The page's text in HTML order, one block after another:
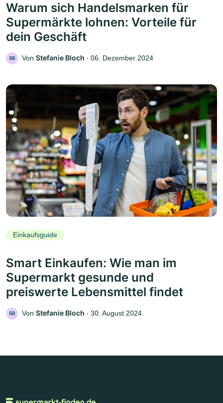
Warum sich Handelsmarken für
Supermärkte lohnen: Vorteile für
dein Geschäft
SB Von Stefanie Bloch ‧ 06. Dezember 2024
Einkaufsguide
Smart Einkaufen: Wie man im
Supermarkt gesunde und
preiswerte Lebensmittel findet
SB Von Stefanie Bloch ‧ 30. August 2024